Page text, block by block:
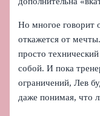
Но многое говорит
откажется от
просто
собой. И пока
ограничений, Лев
даже понимая, что